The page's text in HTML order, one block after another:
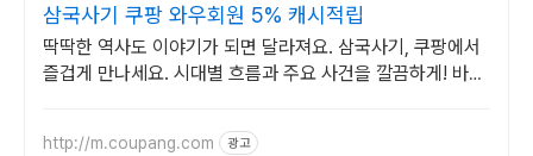
삼국사기 쿠팡 와우회원 5% 캐시적립
딱딱한 역사도 이야기가 되면 달라져요. 삼국사기, 쿠팡에서
즐겁게 만나세요. 시대별 흐름과 주요 사건을 깔끔하게! 바쁜
http://m.coupang.com 광고